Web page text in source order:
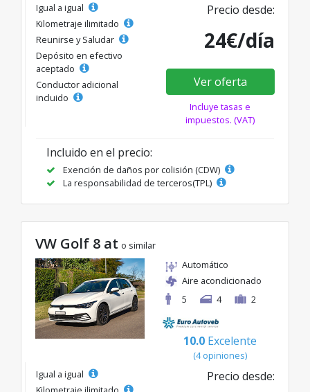
Igual a igual
Kilometraje ilimitado
Reunirse y Saludar
Depósito en efectivo
aceptado
Conductor adicional
incluido
Precio desde:
24€/día
Ver oferta
Incluye tasas e
impuestos. (VAT)
Incluido en el precio:
Exención de daños por colisión (CDW)
La responsabilidad de terceros(TPL)
VW Golf 8 at o similar
Automático
Aire acondicionado
5
4 2
10.0 Excelente
(4 opiniones)
Igual a igual
Precio desde: